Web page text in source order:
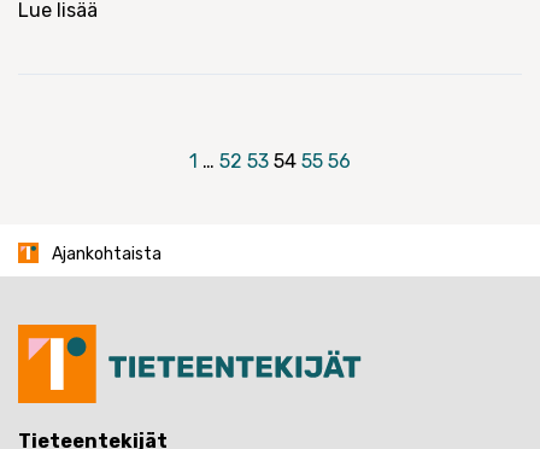
Lue lisää
1 … 52 53 54 55 56
Ajankohtaista
Tieteentekijät